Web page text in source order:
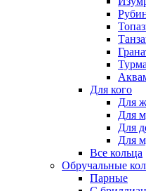
Для кого
Для
Для
Для
Для
Все кольца
Обручальные
Парные